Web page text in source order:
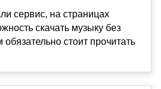
сервис, на страницах
скачать музыку без
стоит прочитать